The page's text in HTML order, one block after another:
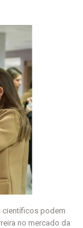
científicos podem
no mercado da